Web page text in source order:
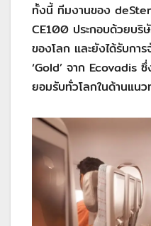
ทั้งนี้ ทีมงานของ
CE100 ประกอบด้วยบริ
ของโลก และยังได้รับกา
‘Gold’ จาก Ecovadis
ยอมรับทั่วโลกในด้านแน